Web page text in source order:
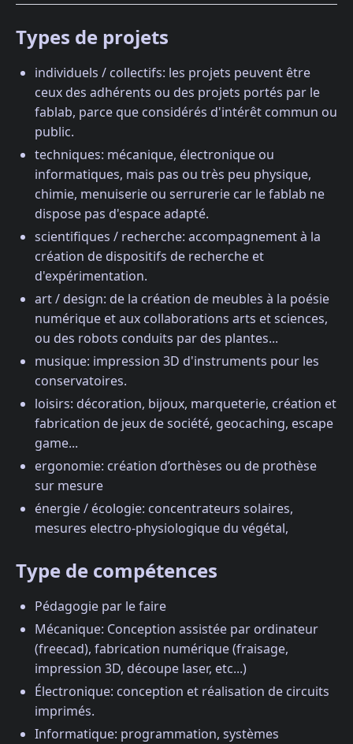
Types de projets
individuels / collectifs: les projets peuvent être
ceux des adhérents ou des projets portés par le
fablab, parce que considérés d'intérêt commun ou
public.
techniques: mécanique, électronique ou
informatiques, mais pas ou très peu physique,
chimie, menuiserie ou serrurerie car le fablab ne
dispose pas d'espace adapté.
scientifiques / recherche: accompagnement à la
création de dispositifs de recherche et
d'expérimentation.
art / design: de la création de meubles à la poésie
numérique et aux collaborations arts et sciences,
ou des robots conduits par des plantes...
musique: impression 3D d'instruments pour les
conservatoires.
loisirs: décoration, bijoux, marqueterie, création et
fabrication de jeux de société, geocaching, escape
game...
ergonomie: création d’orthèses ou de prothèse
sur mesure
énergie / écologie: concentrateurs solaires,
mesures electro-physiologique du végétal,
Type de compétences
Pédagogie par le faire
Mécanique: Conception assistée par ordinateur
(freecad), fabrication numérique (fraisage,
impression 3D, découpe laser, etc...)
Électronique: conception et réalisation de circuits
imprimés.
Informatique: programmation, systèmes